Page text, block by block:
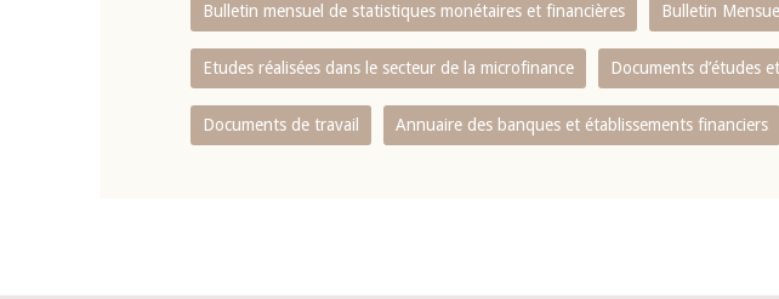
Bulletin mensuel de statistiques monétaires et financières Bulletin
Etudes réalisées dans le secteur de la microfinance Documents d’études
Documents de travail Annuaire des banques et établissements financiers